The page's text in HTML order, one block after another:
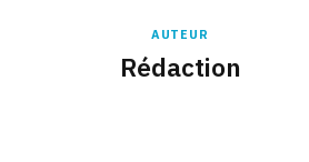
AUTEUR
Rédaction